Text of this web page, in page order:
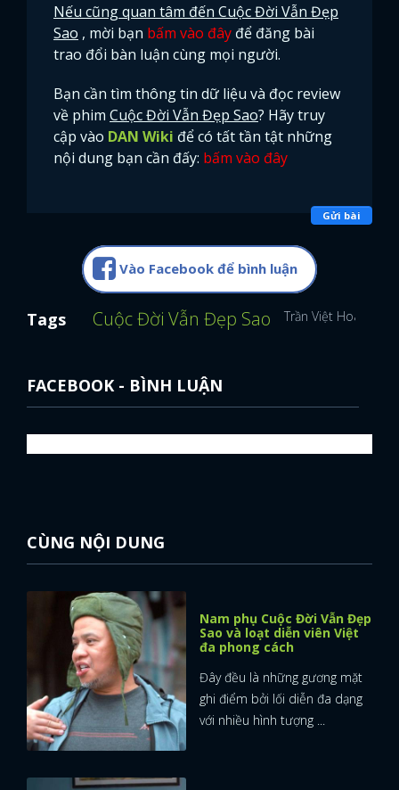
Nếu cũng quan tâm đến Cuộc Đời Vẫn Đẹp
Sao , mời bạn bấm vào đây để đăng bài
trao đổi bàn luận cùng mọi người.
Bạn cần tìm thông tin dữ liệu và đọc review
về phim Cuộc Đời Vẫn Đẹp Sao? Hãy truy
cập vào DAN Wiki để có tất tần tật những
nội dung bạn cần đấy: bấm vào đây
Gửi bài
Vào Facebook để bình luận
Tags Cuộc Đời Vẫn Đẹp Sao Trần Việt Hoàng
FACEBOOK - BÌNH LUẬN
CÙNG NỘI DUNG
Nam phụ Cuộc Đời Vẫn Đẹp
Sao và loạt diễn viên Việt
đa phong cách
Đây đều là những gương mặt
ghi điểm bởi lối diễn đa dạng
với nhiều hình tượng ...